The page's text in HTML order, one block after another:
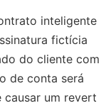
inteligente
fictícia
do cliente com
de conta será
causar um revert